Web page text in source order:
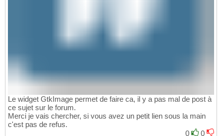
Le widget GtkImage permet de faire ca, il y a pas mal de post à
ce sujet sur le forum.
Merci je vais chercher, si vous avez un petit lien sous la main
c'est pas de refus.
0
0